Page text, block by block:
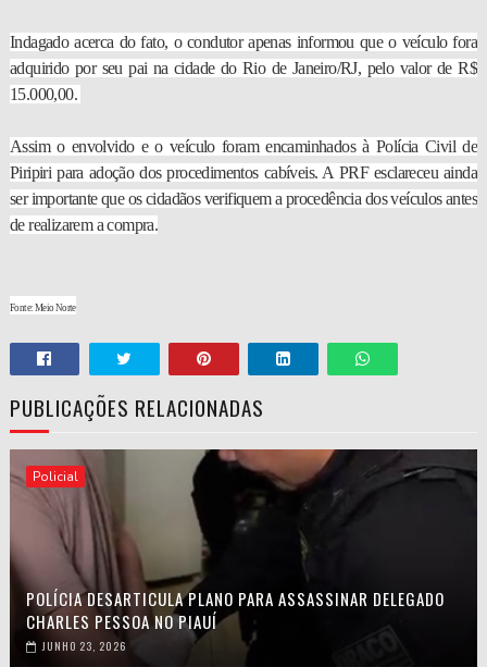
Indagado acerca do fato, o condutor apenas informou que o veículo fora
adquirido por seu pai na cidade do Rio de Janeiro/RJ, pelo valor deR$
15.000,00.
Assim o envolvido e o veículo foram encaminhados à Polícia Civil de
Piripiri para adoção dos procedimentos cabíveis. A PRF esclareceu ainda
ser importante que oscidadãos verifiquem a procedência dos veículos antes
de realizarem a compra.
Fonte: Meio Norte
PUBLICAÇÕES RELACIONADAS
Policial
POLÍCIA DESARTICULA PLANO PARA ASSASSINAR DELEGADO
CHARLES PESSOA NO PIAUÍ
JUNHO 23, 2026